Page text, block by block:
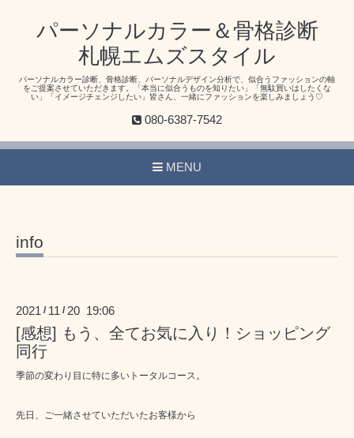
パーソナルカラー＆骨格診断
札幌エムズスタイル
パーソナルカラー診断、骨格診断、パーソナルデザイン分析で、似合うファッションの軸
をご提案させていただきます。「本当に似合うものを知りたい」「無駄買いはしたくな
い」「イメージチェンジしたい」皆さん、一緒にファッションを楽しみましょう♡
080-6387-7542
MENU
info
2021 / 11 / 20 19:06
[感想] もう、全てお気に入り！ショッピング
同行
季節の変わり目に特に多い トータルコース 。
先日、ご一緒させていただいたお客様から